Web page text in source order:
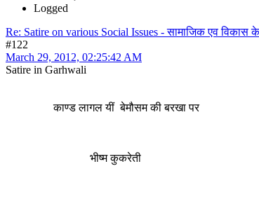
Logged
Re: Satire on various Social Issues - सामाजिक एव विकास के
#122
March 29, 2012, 02:25:42 AM
Satire in Garhwali
काण्ड लागल यीं बेमौसम की बरखा पर
भीष्म कुकरेती